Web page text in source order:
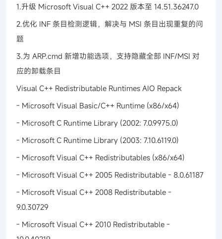
1.升级 Microsoft Visual C++ 2022 版本至 14.51.36247.0
2.优化 INF 条目检测逻辑，解决与 MSI 条目出现重复的问
题
3.为 ARP.cmd 新增功能选项，支持隐藏全部 INF/MSI 对
应的卸载条目
Visual C++ Redistributable Runtimes AIO Repack
- Microsoft Visual Basic/C++ Runtime (x86/x64)
- Microsoft C Runtime Library (2002: 7.0.9975.0)
- Microsoft C Runtime Library (2003: 7.10.6119.0)
- Microsoft Visual C++ Redistributables (x86/x64)
- Microsoft Visual C++ 2005 Redistributable - 8.0.61187
- Microsoft Visual C++ 2008 Redistributable -
9.0.30729
- Microsoft Visual C++ 2010 Redistributable -